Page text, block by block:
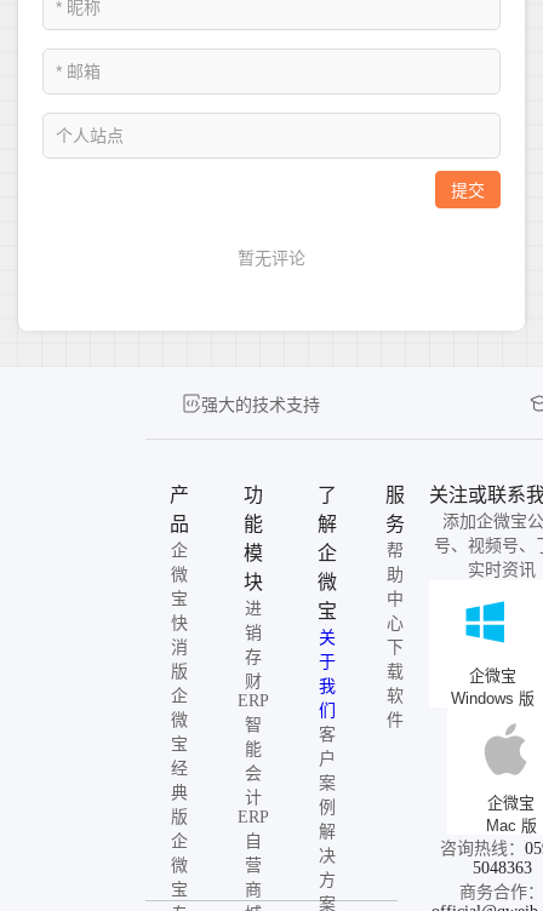
强大的技术支持
产
品
企
微
宝
快
消
版
企
微
宝
经
典
版
企
微
宝
功
能
模
块
进
销
存
财
ERP
智
能
会
计
ERP
自
营
商
了
解
企
微
宝
关
于
我
们
客
户
案
例
解
决
方
案
服
务
帮
助
中
心
下
载
软
件
关注或联系
添加企微宝
号、视频号、
实时资讯
企微宝
Windows 版
企微宝
Mac 版
咨询热线：
5048363
商务合作：